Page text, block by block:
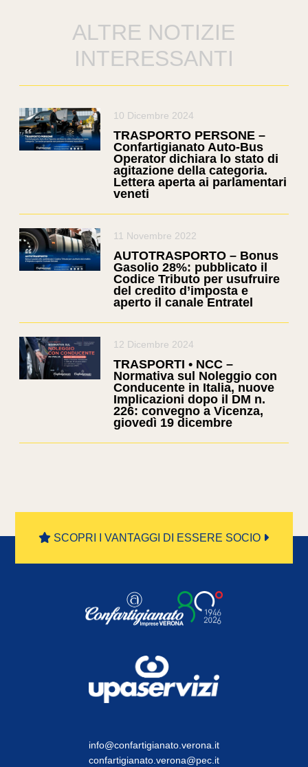
ALTRE NOTIZIE
INTERESSANTI
10 Dicembre 2024
TRASPORTO PERSONE –
Confartigianato Auto-Bus
Operator dichiara lo stato di
agitazione della categoria.
Lettera aperta ai parlamentari
veneti
11 Novembre 2022
AUTOTRASPORTO – Bonus
Gasolio 28%: pubblicato il
Codice Tributo per usufruire
del credito d’imposta e
aperto il canale Entratel
12 Dicembre 2024
TRASPORTI • NCC –
Normativa sul Noleggio con
Conducente in Italia, nuove
Implicazioni dopo il DM n.
226: convegno a Vicenza,
giovedì 19 dicembre
SCOPRI I VANTAGGI DI ESSERE SOCIO
info@confartigianato.verona.it
confartigianato.verona@pec.it